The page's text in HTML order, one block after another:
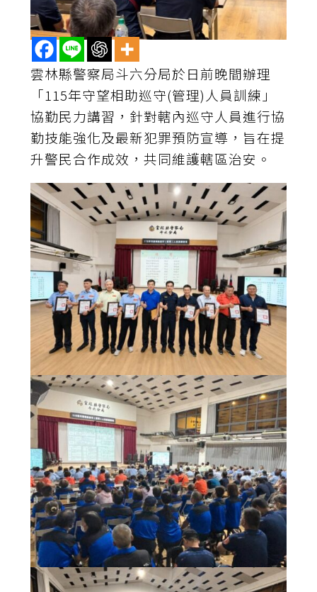
雲林縣警察局斗六分局於日前晚間辦理
「115年守望相助巡守(管理)人員訓練」
協勤民力講習，針對轄內巡守人員進行協
勤技能強化及最新犯罪預防宣導，旨在提
升警民合作成效，共同維護轄區治安。